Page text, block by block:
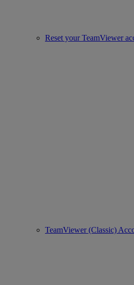
Reset your TeamViewer
TeamViewer (Classic)